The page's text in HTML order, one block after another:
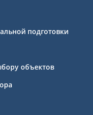
подготовки
объектов